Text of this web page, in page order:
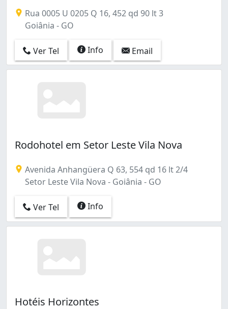
Rua 0005 U 0205 Q 16, 452 qd 90 lt 3
Goiânia - GO
Ver Tel Info Email
Rodohotel em Setor Leste Vila Nova
Avenida Anhangüera Q 63, 554 qd 16 lt 2/4
Setor Leste Vila Nova - Goiânia - GO
Ver Tel Info
Hotéis Horizontes